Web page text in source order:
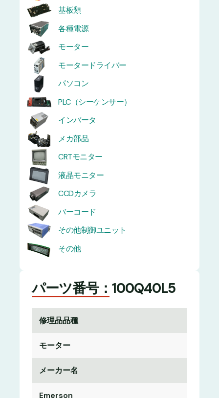
基板類
各種電源
モーター
モータードライバー
パソコン
PLC（シーケンサー）
インバータ
メカ部品
CRTモニター
液晶モニター
CCDカメラ
バーコード
その他制御ユニット
その他
パーツ番号：100Q40L5
修理品品種
モーター
メーカー名
Emerson